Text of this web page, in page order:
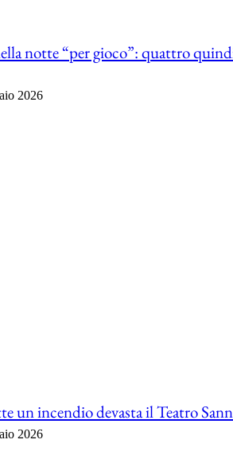
notte “per gioco”: quattro
2026
un incendio devasta il Teatro
2026